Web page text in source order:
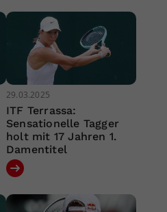
29.03.2025
ITF Terrassa:
Sensationelle Tagger
holt mit 17 Jahren 1.
Damentitel